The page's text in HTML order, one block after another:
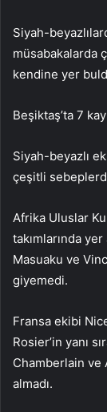
Siyah-
müsabakalarda
kendine yer
Beşiktaş’ta 7
Siyah-beyazlı
çeşitli
Afrika Uluslar
takımlarında
Masuaku ve
giyemedi.
Fransa ekibi
Rosier’in yanı
Chamberlain ve
almadı.